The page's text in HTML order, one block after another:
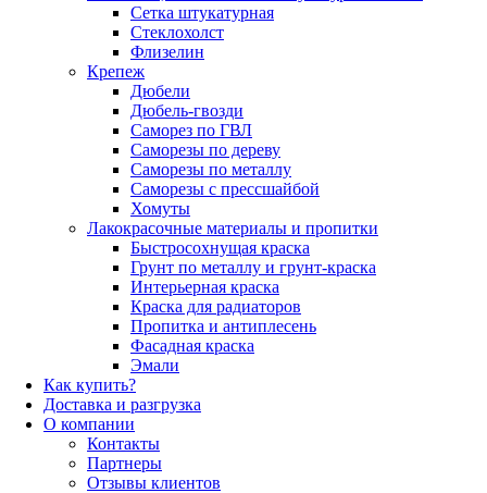
Сетка штукатурная
Стеклохолст
Флизелин
Крепеж
Дюбели
Дюбель-гвозди
Саморез по ГВЛ
Саморезы по дереву
Саморезы по металлу
Саморезы с прессшайбой
Хомуты
Лакокрасочные материалы и пропитки
Быстросохнущая краска
Грунт по металлу и грунт-краска
Интерьерная краска
Краска для радиаторов
Пропитка и антиплесень
Фасадная краска
Эмали
Как купить?
Доставка и разгрузка
О компании
Контакты
Партнеры
Отзывы клиентов